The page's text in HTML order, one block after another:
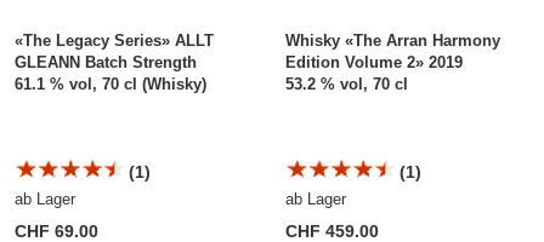
«The Legacy Series» ALLT
GLEANN Batch Strength
61.1 % vol, 70 cl (Whisky)
(1)
ab Lager
CHF 69.00
Whisky «The Arran Harmony
Edition Volume 2» 2019
53.2 % vol, 70 cl
(1)
ab Lager
CHF 459.00